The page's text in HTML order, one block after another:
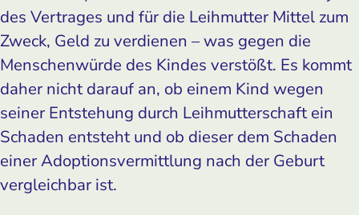
des Vertrages und für die Leihmutter Mittel zum
Zweck, Geld zu verdienen – was gegen die
Menschenwürde des Kindes verstößt. Es kommt
daher nicht darauf an, ob einem Kind wegen
seiner Entstehung durch Leihmutterschaft ein
Schaden entsteht und ob dieser dem Schaden
einer Adoptionsvermittlung nach der Geburt
vergleichbar ist.